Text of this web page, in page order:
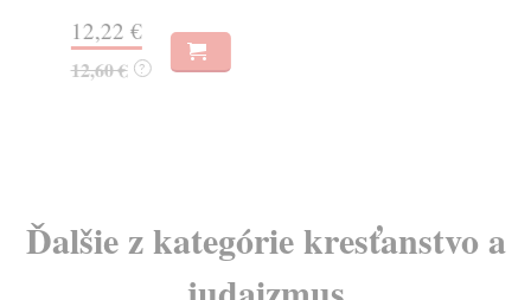
12,22 €
12,60 € ?
Ďalšie z kategórie kresťanstvo a